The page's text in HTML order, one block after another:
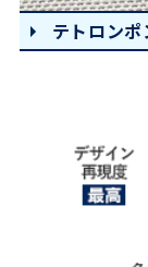
テトロンポ